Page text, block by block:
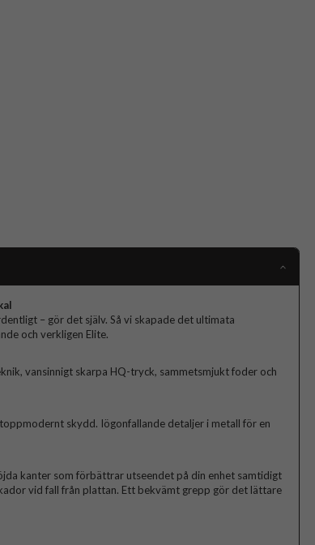
– gör det själv. Så vi skapade det ultimata
och verkligen Elite.
vansinnigt skarpa HQ-tryck, sammetsmjukt foder och
skydd. Iögonfallande detaljer i metall för en
kanter som förbättrar utseendet på din enhet samtidigt
vid fall från plattan. Ett bekvämt grepp gör det lättare